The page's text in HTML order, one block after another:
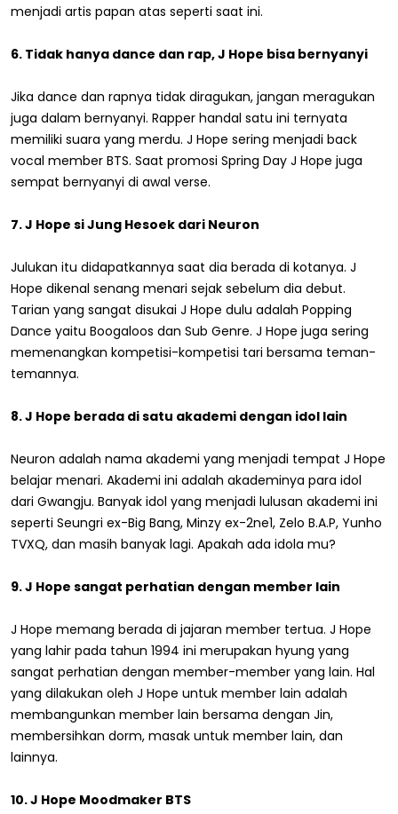
menjadi artis papan atas seperti saat ini.
6. Tidak hanya dance dan rap, J Hope bisa bernyanyi
Jika dance dan rapnya tidak diragukan, jangan meragukan
juga dalam bernyanyi. Rapper handal satu ini ternyata
memiliki suara yang merdu. J Hope sering menjadi back
vocal member BTS. Saat promosi Spring Day J Hope juga
sempat bernyanyi di awal verse.
7. J Hope si Jung Hesoek dari Neuron
Julukan itu didapatkannya saat dia berada di kotanya. J
Hope dikenal senang menari sejak sebelum dia debut.
Tarian yang sangat disukai J Hope dulu adalah Popping
Dance yaitu Boogaloos dan Sub Genre. J Hope juga sering
memenangkan kompetisi-kompetisi tari bersama teman-
temannya.
8. J Hope berada di satu akademi dengan idol lain
Neuron adalah nama akademi yang menjadi tempat J Hope
belajar menari. Akademi ini adalah akademinya para idol
dari Gwangju. Banyak idol yang menjadi lulusan akademi ini
seperti Seungri ex-Big Bang, Minzy ex-2ne1, Zelo B.A.P, Yunho
TVXQ, dan masih banyak lagi. Apakah ada idola mu?
9. J Hope sangat perhatian dengan member lain
J Hope memang berada di jajaran member tertua. J Hope
yang lahir pada tahun 1994 ini merupakan hyung yang
sangat perhatian dengan member-member yang lain. Hal
yang dilakukan oleh J Hope untuk member lain adalah
membangunkan member lain bersama dengan Jin,
membersihkan dorm, masak untuk member lain, dan
lainnya.
10. J Hope Moodmaker BTS